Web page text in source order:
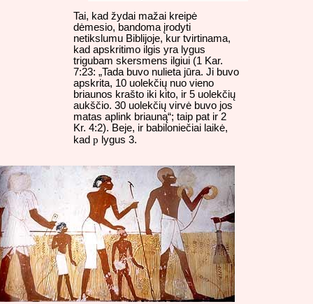
Tai, kad žydai mažai kreipė
dėmesio, bandoma įrodyti
netikslumu Biblijoje, kur tvirtinama,
kad apskritimo ilgis yra lygus
trigubam skersmens ilgiui (1 Kar.
7:23: „Tada buvo nulieta jūra. Ji buvo
apskrita, 10 uolekčių nuo vieno
briaunos krašto iki kito, ir 5 uolekčių
aukščio. 30 uolekčių virvė buvo jos
matas aplink briauną“; taip pat ir 2
Kr. 4:2). Beje, ir babiloniečiai laikė,
kad p lygus 3.